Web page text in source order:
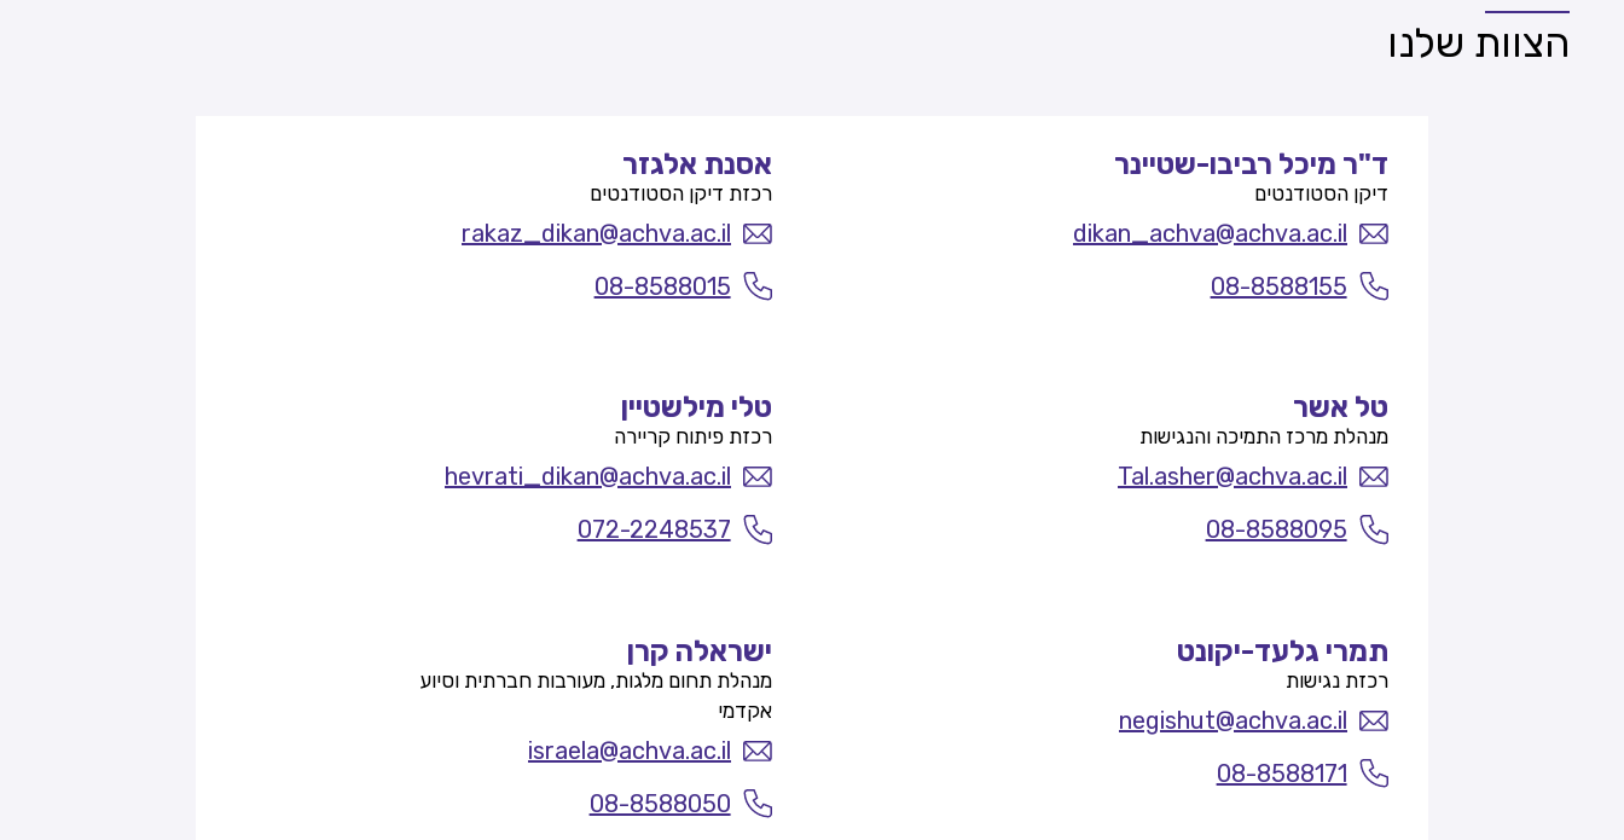
הצוות שלנו
ד"ר מיכל רביבו-שטיינר
דיקן הסטודנטים
dikan_achva@achva.ac.il
08-8588155
אסנת אלגזר
רכזת דיקן הסטודנטים
rakaz_dikan@achva.ac.il
08-8588015
טל אשר
מנהלת מרכז התמיכה והנגישות
Tal.asher@achva.ac.il
08-8588095
טלי מילשטיין
רכזת פיתוח קריירה
hevrati_dikan@achva.ac.il
072-2248537
תמרי גלעד-יקונט
רכזת נגישות
negishut@achva.ac.il
08-8588171
ישראלה קרן
מנהלת תחום מלגות, מעורבות חברתית וסיוע
אקדמי
israela@achva.ac.il
08-8588050